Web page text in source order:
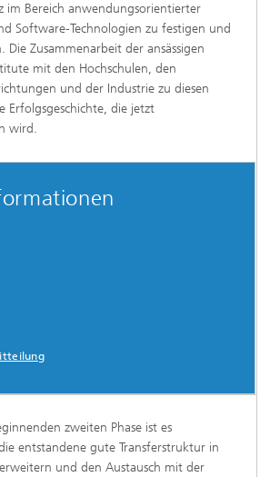
im Bereich anwendungsorientierter
Software-Technologien zu festigen und
Die Zusammenarbeit der ansässigen
mit den Hochschulen, den
und der Industrie zu diesen
Erfolgsgeschichte, die jetzt
wird.
zweiten Phase ist es
entstandene gute Transferstruktur in
und den Austausch mit der